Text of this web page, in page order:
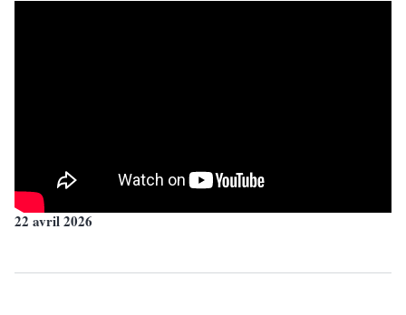
22 avril 2026